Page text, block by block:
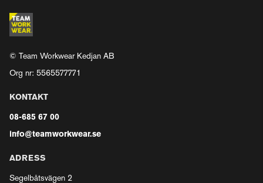
© Team Workwear Kedjan AB
Org nr: 5565577771
KONTAKT
08-685 67 00
info@teamworkwear.se
ADRESS
Segelbåtsvägen 2